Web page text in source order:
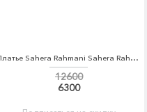
Платье Sahera Rahmani Sahera Rahmani MP002XW1AR2T
12600
6300